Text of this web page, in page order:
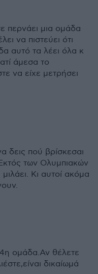
περνάει μια ομάδα
να πιστεύει ότι
αυτό τα λέει όλα κ
άμεσα το
να είχε μετρήσει
δεις πού βρίσκεσαι
των Ολυμπιακών
Κι αυτοί ακόμα
4η ομάδα.Αν θέλετε
δικαίωμά